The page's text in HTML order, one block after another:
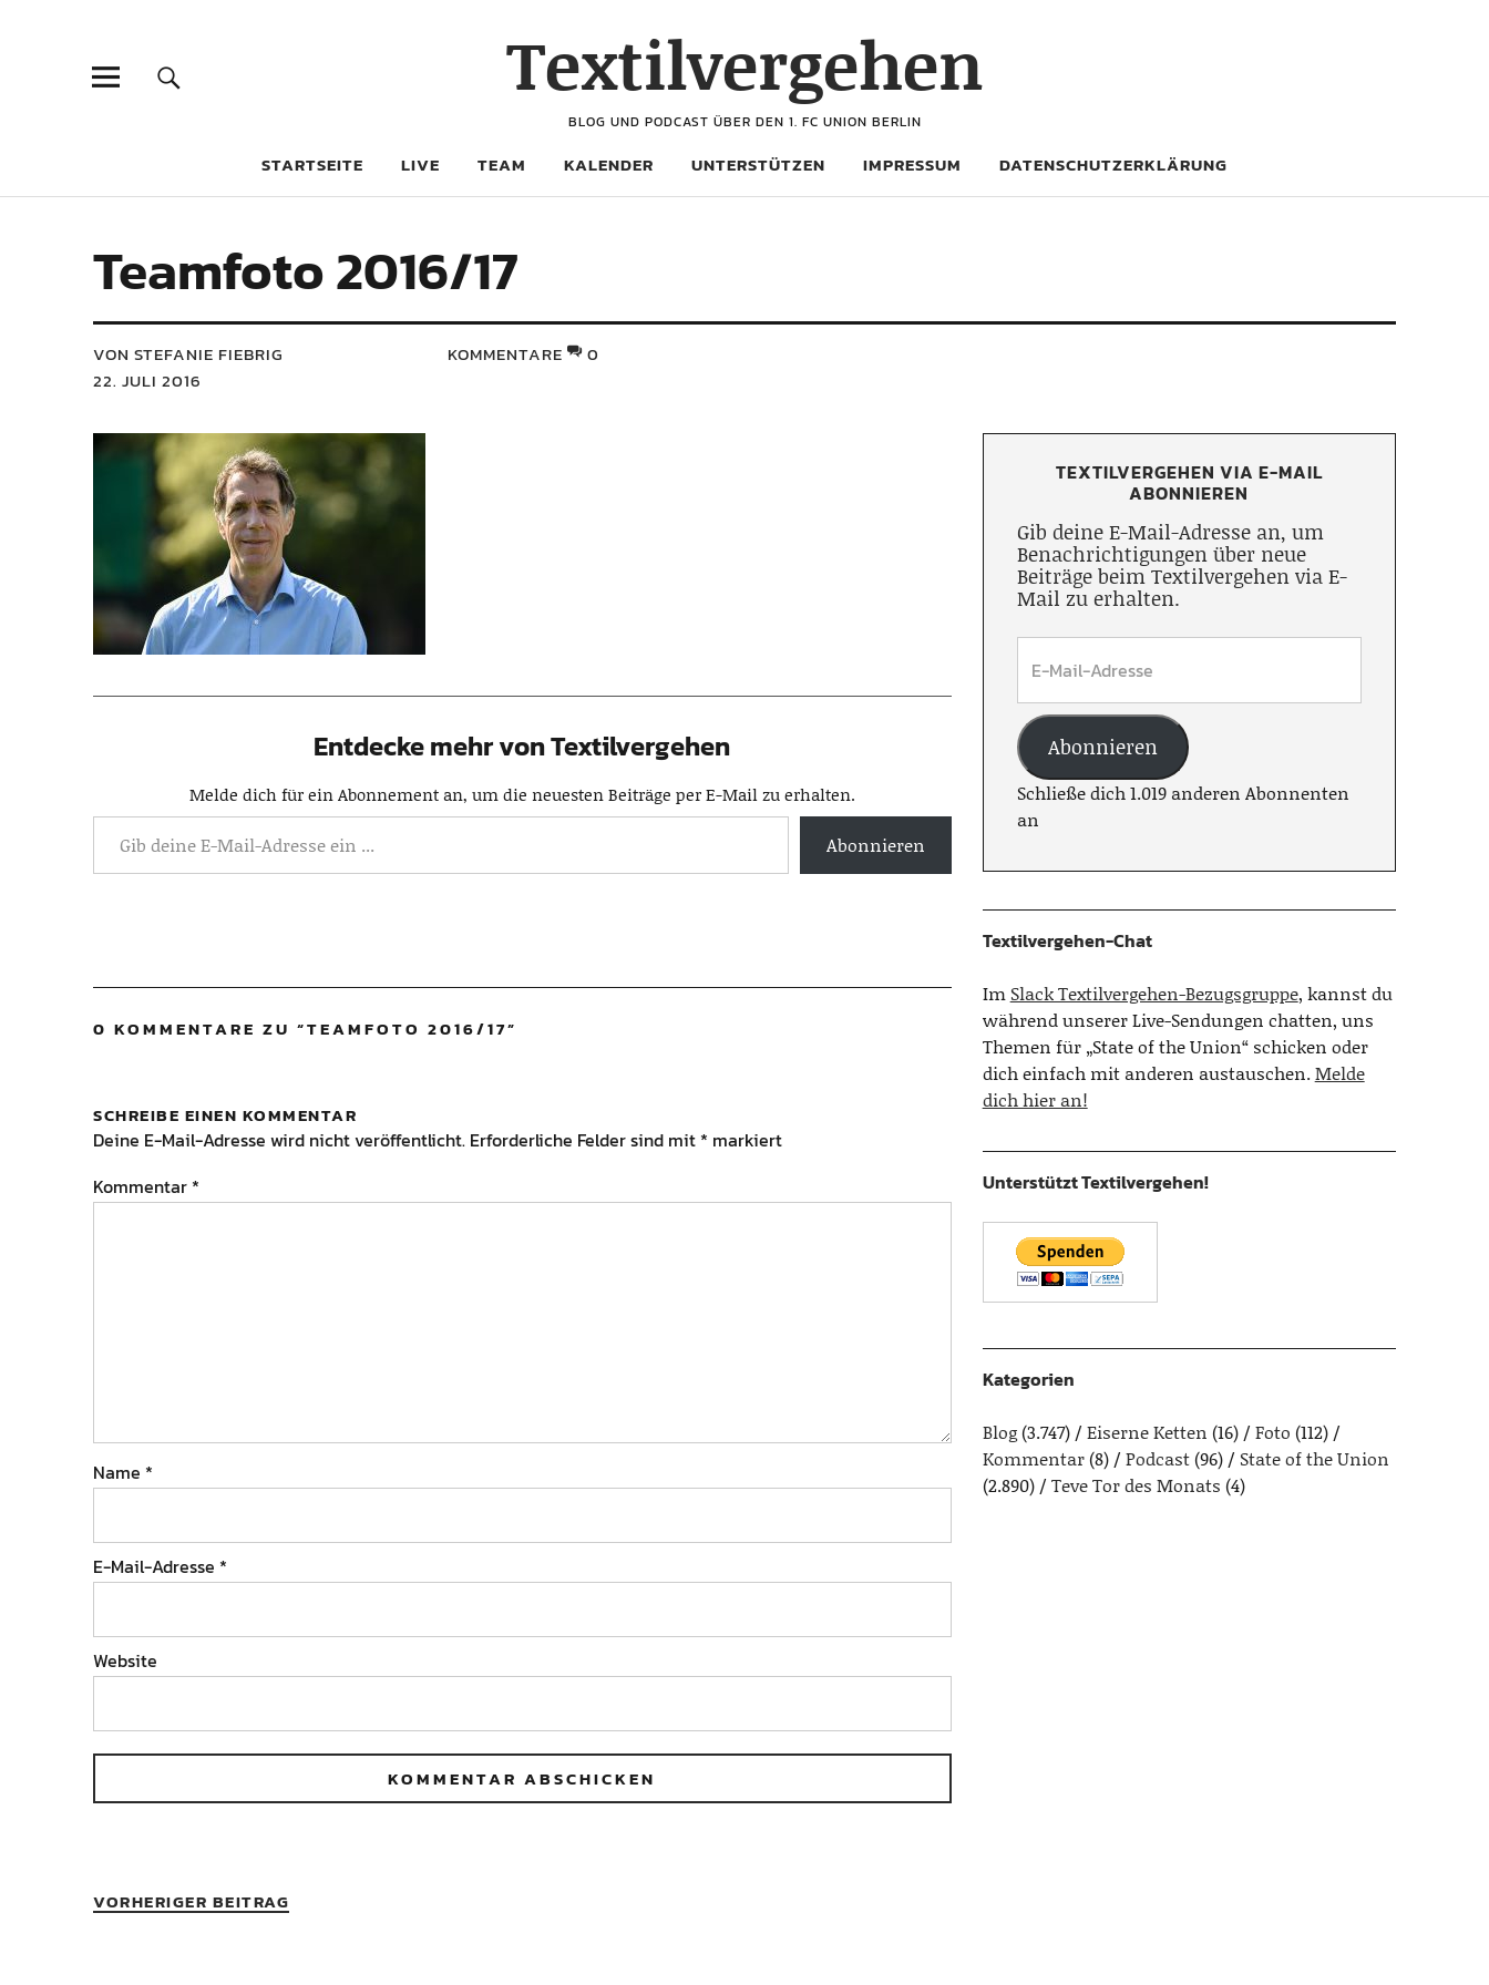
Textilvergehen
BLOG UND PODCAST ÜBER DEN 1. FC UNION BERLIN
STARTSEITE LIVE TEAM KALENDER UNTERSTÜTZEN IMPRESSUM DATENSCHUTZERKLÄRUNG
Teamfoto 2016/17
VON STEFANIE FIEBRIG
22. JULI 2016
KOMMENTARE 0
Entdecke mehr von Textilvergehen
Melde dich für ein Abonnement an, um die neuesten Beiträge per E-Mail zu erhalten.
Abonnieren
0 KOMMENTARE ZU “TEAMFOTO 2016/17”
SCHREIBE EINEN KOMMENTAR
Deine E-Mail-Adresse wird nicht veröffentlicht. Erforderliche Felder sind mit * markiert
Kommentar *
Name *
E-Mail-Adresse *
Website
VORHERIGER BEITRAG
TEXTILVERGEHEN VIA E-MAIL
ABONNIEREN
Gib deine E-Mail-Adresse an, um
Benachrichtigungen über neue
Beiträge beim Textilvergehen via E-
Mail zu erhalten.
Abonnieren
Schließe dich 1.019 anderen Abonnenten
an
Textilvergehen-Chat
Im Slack Textilvergehen-Bezugsgruppe, kannst du
während unserer Live-Sendungen chatten, uns
Themen für „State of the Union“ schicken oder
dich einfach mit anderen austauschen.Melde
dich hier an!
Unterstützt Textilvergehen!
Kategorien
Blog(3.747) Eiserne Ketten (16) Foto (112)
Kommentar(8) Podcast(96)
State of the Union
(2.890)
Teve Tor des Monats (4)